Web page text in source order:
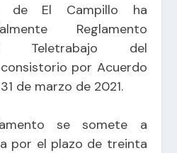
de El Campillo ha
Reglamento
Teletrabajo del
por Acuerdo
de marzo de 2021.
se somete a
por el plazo de treinta